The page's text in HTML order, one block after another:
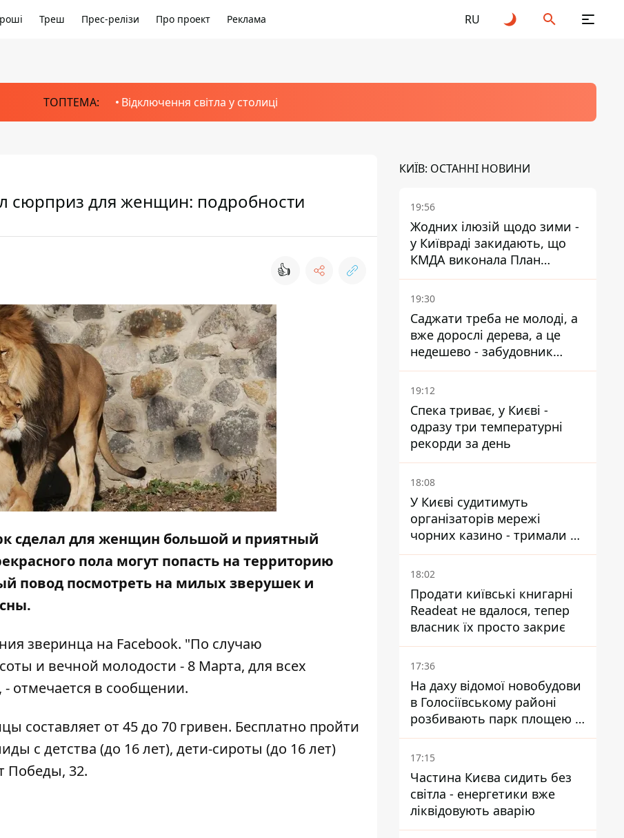
Треш Прес-релізи Про проект Реклама RU
ТОПТЕМА: Відключення світла у столиці
сюрприз для женщин: подробности
👍
сделал для женщин большой и приятный
пола могут попасть на территорию
повод посмотреть на милых зверушек и
зверинца на Facebook. "По случаю
и вечной молодости - 8 Марта, для всех
отмечается в сообщении.
составляет от 45 до 70 гривен. Бесплатно пройти
с детства (до 16 лет), дети-сироты (до 16 лет)
Победы, 32.
КИЇВ: ОСТАННІ НОВИНИ
19:56
Жодних ілюзій щодо зими -
у Київраді закидають, що
КМДА виконала План
стійкості на 20%
19:30
Саджати треба не молоді, а
вже дорослі дерева, а це
недешево - забудовник
Ніконов
19:12
Спека триває, у Києві -
одразу три температурні
рекорди за день
18:08
У Києві судитимуть
організаторів мережі
чорних казино - тримали 39
закладів
18:02
Продати київські книгарні
Readeat не вдалося, тепер
власник їх просто закриє
17:36
На даху відомої новобудови
в Голосіївському районі
розбивають парк площею в
гектар
17:15
Частина Києва сидить без
світла - енергетики вже
ліквідовують аварію